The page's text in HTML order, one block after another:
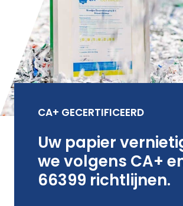
CA+ GECERTIFICEERD
Uw papier
we volgens CA+
66399 richtlijnen.